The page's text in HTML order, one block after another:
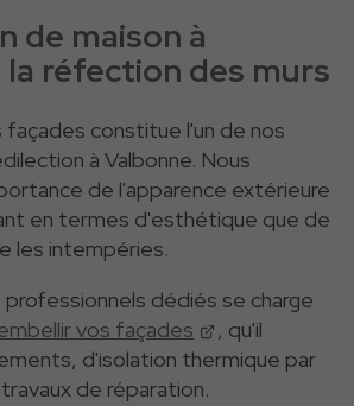
de maison à
la réfection des murs
constitue l'un de nos
à Valbonne. Nous
de l'apparence extérieure
en termes d'esthétique que de
les intempéries.
dédiés se charge
vos façades
, qu'il
d'isolation thermique par
de réparation.